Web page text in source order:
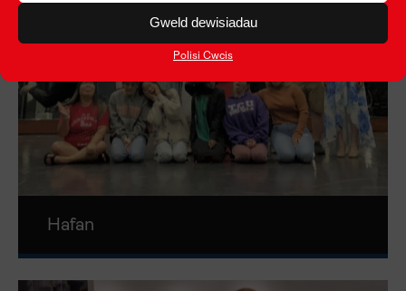
Gweld dewisiadau
Polisi Cwcis
Hafan